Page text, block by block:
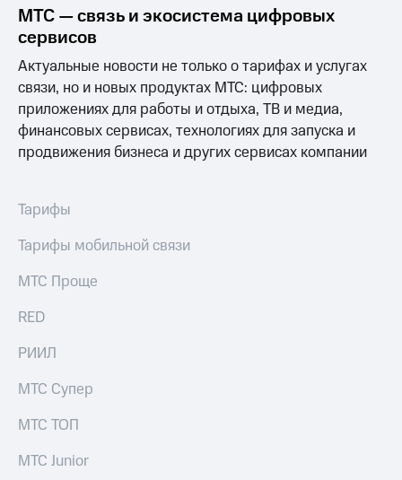
МТС
о технологиях
Достижения
Интервью
Финансовая
Новости
в
секретарь
информации
акционерам
МТС — связь и экосистема цифровых
сервисов
Актуальные новости не только о тарифах и услугах
связи, но и новых продуктах МТС: цифровых
приложениях для работы и отдыха, ТВ и медиа,
финансовых сервисах, технологиях для запуска и
продвижения бизнеса и других сервисах компании
Тарифы
Тарифы мобильной связи
МТС Проще
RED
РИИЛ
МТС Супер
МТС ТОП
МТС Junior